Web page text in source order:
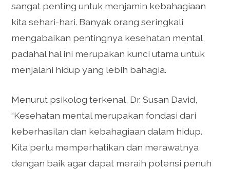
sangat penting untuk menjamin kebahagiaan
kita sehari-hari. Banyak orang seringkali
mengabaikan pentingnya kesehatan mental,
padahal hal ini merupakan kunci utama untuk
menjalani hidup yang lebih bahagia.
Menurut psikolog terkenal, Dr. Susan David,
“Kesehatan mental merupakan fondasi dari
keberhasilan dan kebahagiaan dalam hidup.
Kita perlu memperhatikan dan merawatnya
dengan baik agar dapat meraih potensi penuh